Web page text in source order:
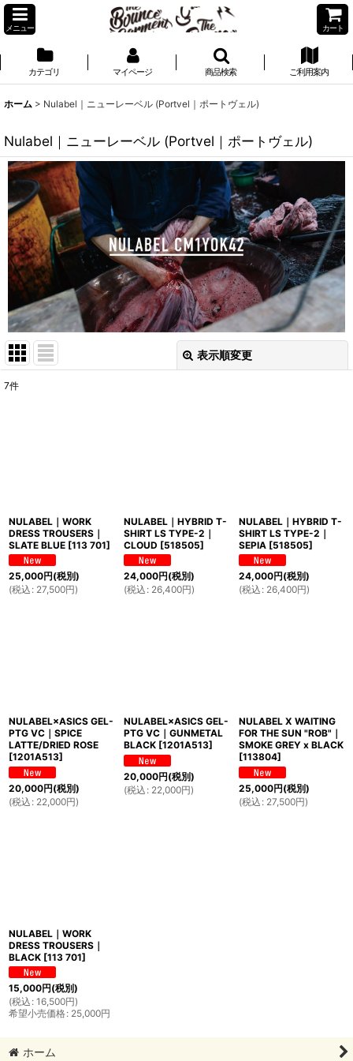
メニュー カート
カテゴリ マイページ 商品検索 ご利用案内
ホーム > Nulabel｜ニューレーベル (Portvel｜ポートヴェル)
Nulabel｜ニューレーベル (Portvel｜ポートヴェル)
表示順変更
7件
NULABEL｜WORK
DRESS TROUSERS｜
SLATE BLUE [113 701]
25,000円(税別)
(税込 : 27,500円)
NULABEL｜HYBRID T-
SHIRT LS TYPE-2｜
CLOUD [518505]
24,000円(税別)
(税込 : 26,400円)
NULABEL｜HYBRID T-
SHIRT LS TYPE-2｜
SEPIA [518505]
24,000円(税別)
(税込 : 26,400円)
NULABEL×ASICS GEL-
PTG VC｜SPICE
LATTE/DRIED ROSE
[1201A513]
20,000円(税別)
(税込 : 22,000円)
NULABEL×ASICS GEL-
PTG VC｜GUNMETAL
BLACK [1201A513]
20,000円(税別)
(税込 : 22,000円)
NULABEL X WAITING
FOR THE SUN "ROB"｜
SMOKE GREY x BLACK
[113804]
25,000円(税別)
(税込 : 27,500円)
NULABEL｜WORK
DRESS TROUSERS｜
BLACK [113 701]
15,000円(税別)
(税込 : 16,500円)
希望小売価格: 25,000円
ホーム